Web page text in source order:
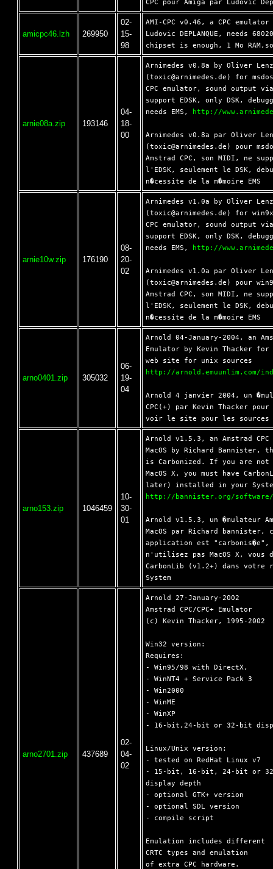
amicpc46.lzh 269950
02-
15-
98
AMI-CPC v0.46, a CPC emulator
Ludovic DEPLANQUE, needs
arnie08a.zip 193146
04-
18-
00
Arnimedes v0.8a by Oliver
(toxic@arnimedes.de) for
CPC emulator, sound output
support EDSK, only DSK,
needs EMS,
http://
Arnimedes v0.8a par Oliver
(toxic@arnimedes.de) pour
Amstrad CPC, son MIDI, ne
l'EDSK, seulement le DSK,
arnie10w.zip 176190
08-
20-
02
Arnimedes v1.0a by Oliver
(toxic@arnimedes.de) for
CPC emulator, sound output
support EDSK, only DSK,
needs EMS,
http://
Arnimedes v1.0a par Oliver
(toxic@arnimedes.de) pour
Amstrad CPC, son MIDI, ne
l'EDSK, seulement le DSK,
arno0401.zip 305032
06-
19-
04
Arnold 04-January-2004, an
Emulator by Kevin Thacker for
http://arnold.emuunlim.com/
Arnold 4 janvier 2004, un
CPC(+) par Kevin Thacker
arno153.zip 1046459
10-
30-
01
Arnold v1.5.3, an Amstrad
MacOS by Richard Bannister,
is Carbonized. If you are not
MacOS X, you must have
http://bannister.org/software/
Arnold v1.5.3, un �mulateur
MacOS par Richard bannister,
application est "carbonis�e",
n'utilisez pas MacOS X, vous
CarbonLib (v1.2+) dans votre
arno2701.zip 437689
02-
04-
02
Arnold 27-January-2002
Amstrad CPC/CPC+ Emulator
(c) Kevin Thacker, 1995-2002
Win32 version:
Requires:
- Win95/98 with DirectX,
- WinNT4 + Service Pack 3
- Win2000
- WinME
- WinXP
- 16-bit,24-bit or 32-bit
Linux/Unix version:
- tested on RedHat Linux v7
- 15-bit, 16-bit, 24-bit or
display depth
- optional GTK+ version
- optional SDL version
- compile script
Emulation includes different
CRTC types and emulation
of extra CPC hardware.